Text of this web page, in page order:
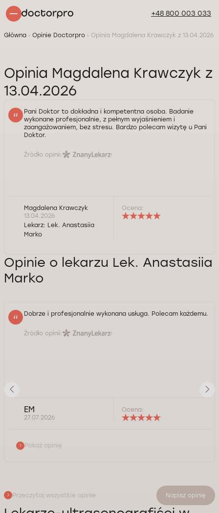
+48 800 003 033
Główna Opinie Doctorpro Opinia Magdalena Krawczyk z 13.04.2026
Opinia Magdalena Krawczyk z
13.04.2026
Pani Doktor to dokładna i kompetentna osoba. Badanie
wykonane profesjonalnie, z pełnym wyjaśnieniem i
zaangażowaniem, bez stresu. Bardzo polecam wizytę u Pani
Doktor.
Źródło opinii:
Magdalena Krawczyk
13.04.2026
Lekarz: Lek. Anastasiia
Marko
Ocena:
Opinie o lekarzu Lek. Anastasiia
Marko
Dobrze i profesjonalnie wykonana usługa. Polecam każdemu.
Źródło opinii:
EM
27.07.2026
Ocena:
Pokaż opinię
Przeczytaj wszystkie opinie Napisz opinię